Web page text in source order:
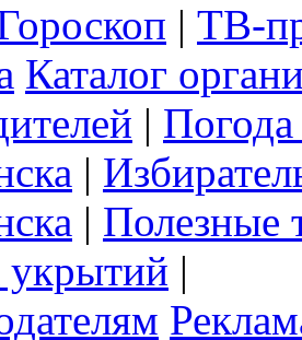
| ТВ-
Каталог
|
|
| Полезные
|